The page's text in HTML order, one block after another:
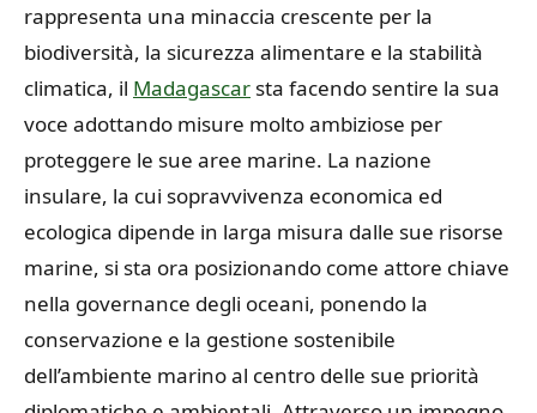
rappresenta una minaccia crescente per la
biodiversità, la sicurezza alimentare e la stabilità
climatica, il Madagascar sta facendo sentire la sua
voce adottando misure molto ambiziose per
proteggere le sue aree marine. La nazione
insulare, la cui sopravvivenza economica ed
ecologica dipende in larga misura dalle sue risorse
marine, si sta ora posizionando come attore chiave
nella governance degli oceani, ponendo la
conservazione e la gestione sostenibile
dell’ambiente marino al centro delle sue priorità